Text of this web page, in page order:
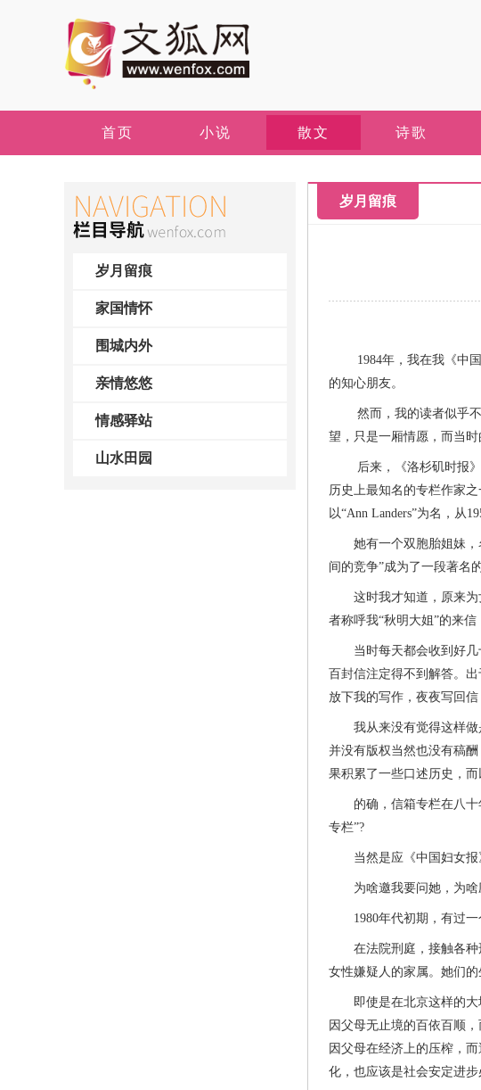
首页 小说 散文 诗歌
岁月留痕
家国情怀
围城内外
亲情悠悠
情感驿站
山水田园
岁月留痕
1984年，我在我《中国
的知心朋友。
然而，我的读者似乎不这
望，只是一厢情愿，而当
后来，《洛杉矶时报》说
历史上最知名的专栏作家之
以“Ann Landers”为名，从
她有一个双胞胎姐妹，名
间的竞争”成为了一段著名
这时我才知道，原来为女
者称呼我“秋明大姐”的来
当时每天都会收到好几十
百封信注定得不到解答。
放下我的写作，夜夜写回信
我从来没有觉得这样做是
并没有版权当然也没有稿
果积累了一些口述历史，而
的确，信箱专栏在八十年
专栏”?
当然是应《中国妇女报》
为啥邀我要问她，为啥
1980年代初期，有过一
在法院刑庭，接触各种刑
女性嫌疑人的家属。她们
即使是在北京这样的大城
因父母无止境的百依百顺
因父母在经济上的压榨，
化，也应该是社会安定进步